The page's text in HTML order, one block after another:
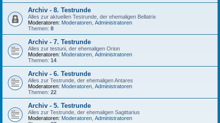
Archiv - 8. Testrunde
Alles zur aktuellen Testrunde, der ehemaligen Bellatrix
Moderatoren: Moderatoren Administratoren
Themen: 8
Archiv - 7. Testrunde
Alles zur testuni, der ehemaligen Orion
Moderatoren: Moderatoren Administratoren
Themen: 14
Archiv - 6. Testrunde
Alles zur Testrunde, der ehemaligen Antares
Moderatoren: Moderatoren Administratoren
Themen: 22
Archiv - 5. Testrunde
Alles zur Testrunde, der ehemaligen Sagittarius
Moderatoren: Moderatoren Administratoren